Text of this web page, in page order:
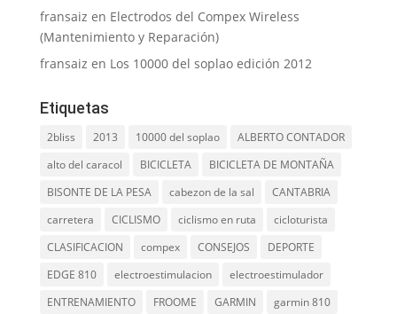
fransaiz en Electrodos del Compex Wireless
(Mantenimiento y Reparación)
fransaiz en Los 10000 del soplao edición 2012
Etiquetas
2bliss 2013 10000 del soplao
ALBERTO CONTADOR
alto del caracol
BICICLETA
BICICLETA DE MONTAÑA
BISONTE DE LA PESA
cabezon de la sal
CANTABRIA
carretera
CICLISMO ciclismo en ruta
cicloturista
CLASIFICACION
compex CONSEJOS
DEPORTE
EDGE 810
electroestimulacion
electroestimulador
ENTRENAMIENTO
FROOME GARMIN garmin 810